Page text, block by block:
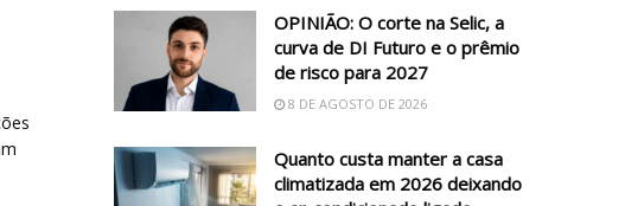
OPINIÃO: O corte na Selic, a
curva de DI Futuro e o prêmio
de risco para 2027
8 DE AGOSTO DE 2026
Quanto custa manter a casa
climatizada em 2026 deixando